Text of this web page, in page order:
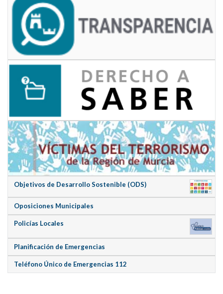
Objetivos de Desarrollo Sostenible (ODS)
Oposiciones Municipales
Policías Locales
Planificación de Emergencias
Teléfono Único de Emergencias 112